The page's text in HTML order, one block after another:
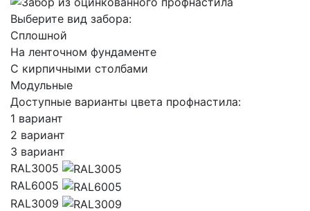
Выберите вид забора:
Сплошной
На ленточном фундаменте
C кирпичными столбами
Модульные
Доступные варианты цвета профнастила:
1 вариант
2 вариант
3 вариант
RAL3005
RAL6005
RAL3009